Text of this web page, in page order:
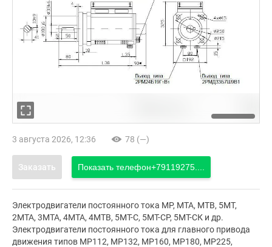
3 августа 2026, 12:36 78 (—)
Заказать Показать телефон+79119275....
Электродвигатели постоянного тока МР, МТА, МТВ, 5МТ,
2МТА, 3МТА, 4МТА, 4МТВ, 5МТ-С, 5МТ-СР, 5МТ-СК и др.
Электродвигатели постоянного тока для главного привода
движения типов МР112, МР132, МР160, МР180, МР225,